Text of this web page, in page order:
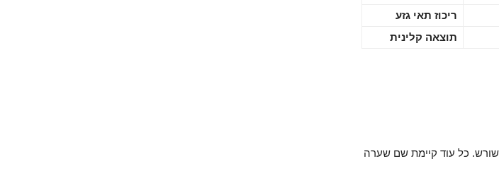
ריכוז תאי גזע
תוצאה קלינית
כל עוד קיימת שם שערה